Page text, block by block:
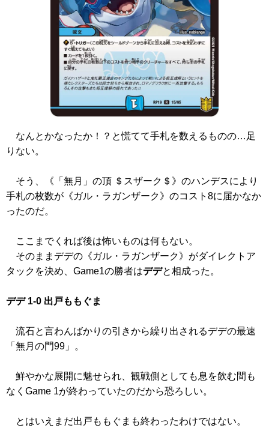
なんとかなったか！？と慌てて手札を数えるものの…足
りない。
そう、 《「無月」の頂 ＄スザーク＄》 のハンデスにより
手札の枚数が 《ガル・ラガンザーク》 のコスト8に届かなか
ったのだ。
ここまでくれば後は怖いものは何もない。
そのままデデの 《ガル・ラガンザーク》 がダイレクトア
タックを決め、Game1の勝者はデデと相成った。
デデ 1-0 出戸ももぐま
流石と言わんばかりの引きから繰り出されるデデの最速
「無月の門99」。
鮮やかな展開に魅せられ、観戦側としても息を飲む間も
なくGame 1が終わっていたのだから恐ろしい。
とはいえまだ出戸ももぐまも終わったわけではない。